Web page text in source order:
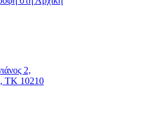
2,
ΤΚ 10210